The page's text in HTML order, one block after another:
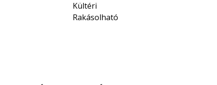
Kültéri
Rakásolható